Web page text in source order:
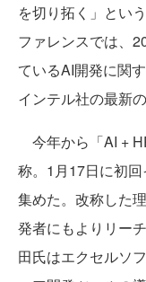
を切り拓く」とい
ファレンスでは、
ているAI開発に関
インテル社の最新
今年から「AI +
称。1月17日に初
集めた。改称した
発者にもよりリー
田氏はエクセルソ